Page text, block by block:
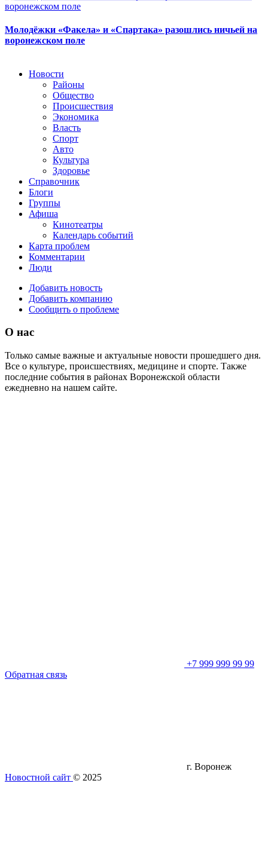
Молодёжки «Факела» и «Спартака» разошлись ничьей на
воронежском поле
Новости
Районы
Общество
Происшествия
Экономика
Власть
Спорт
Авто
Культура
Здоровье
Справочник
Блоги
Группы
Афиша
Кинотеатры
Календарь событий
Карта проблем
Комментарии
Люди
Добавить новость
Добавить компанию
Сообщить о проблеме
О нас
Только самые важные и актуальные новости прошедшего дня.
Все о культуре, происшествиях, медицине и спорте. Также
последние события в районах Воронежской области
ежедневно на нашем сайте.
+7 999 999 99 99
Обратная связь
г. Воронеж
Новостной сайт © 2025